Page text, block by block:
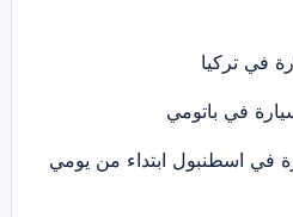
في تركيا
في باتومي
في اسطنبول ابتداء من يومي